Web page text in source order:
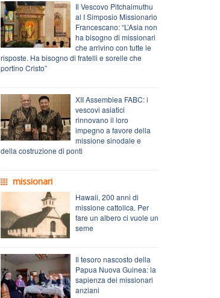
Il Vescovo Pitchaimuthu
al I Simposio Missionario
Francescano: “L’Asia non
ha bisogno di missionari
che arrivino con tutte le
risposte. Ha bisogno di fratelli e sorelle che
portino Cristo”
XII Assemblea FABC: i
vescovi asiatici
rinnovano il loro
impegno a favore della
missione sinodale e
della costruzione di ponti
missionari
Hawaii, 200 anni di
missione cattolica. Per
fare un albero ci vuole un
seme
Il tesoro nascosto della
Papua Nuova Guinea: la
sapienza dei missionari
anziani